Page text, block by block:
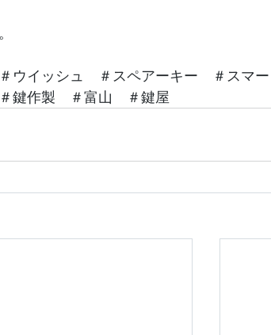
ウイッシュ　＃スペアーキー　＃スマ
鍵作製　＃富山　＃鍵屋